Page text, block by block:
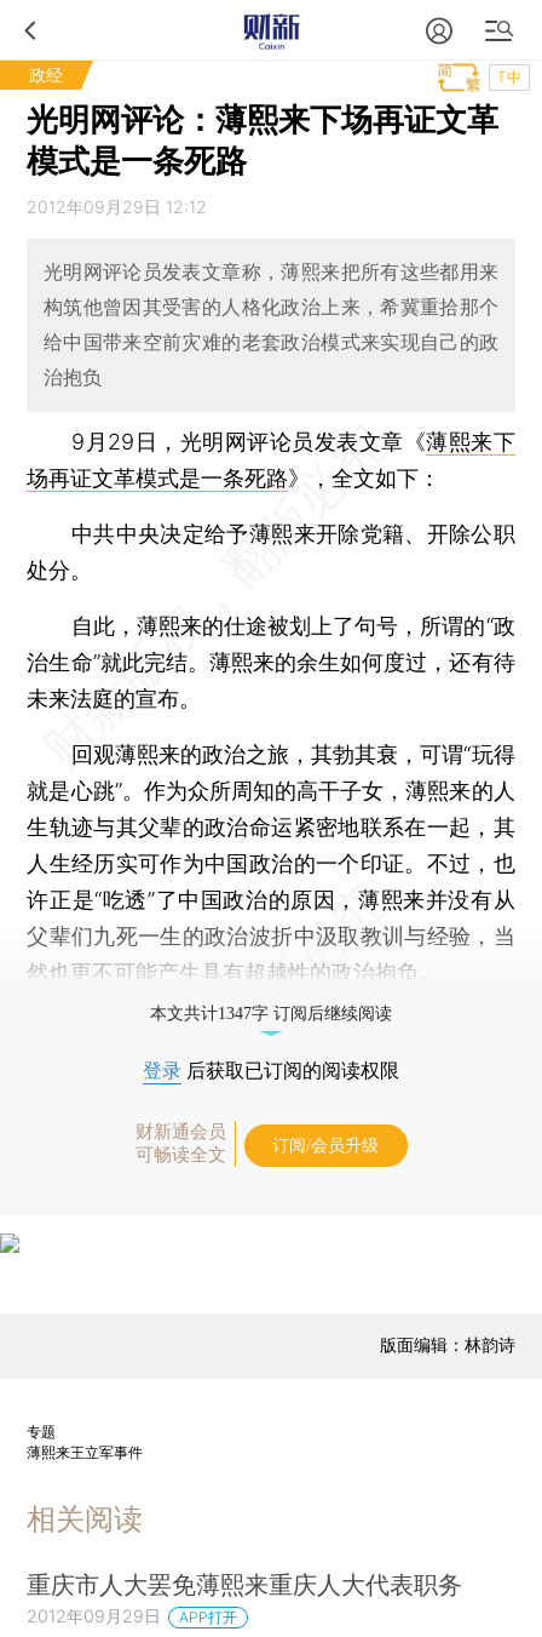
政经 T中
光明网评论：薄熙来下场再证文革
模式是一条死路
2012年09月29日 12:12
光明网评论员发表文章称，薄熙来把所有这些都用来
构筑他曾因其受害的人格化政治上来，希冀重拾那个
给中国带来空前灾难的老套政治模式来实现自己的政
治抱负
9月29日，光明网评论员发表文章《薄熙来下
场再证文革模式是一条死路》，全文如下：
中共中央决定给予薄熙来开除党籍、开除公职
处分。
自此，薄熙来的仕途被划上了句号，所谓的“政
治生命”就此完结。薄熙来的余生如何度过，还有待
未来法庭的宣布。
回观薄熙来的政治之旅，其勃其衰，可谓“玩得
就是心跳”。作为众所周知的高干子女，薄熙来的人
生轨迹与其父辈的政治命运紧密地联系在一起，其
人生经历实可作为中国政治的一个印证。不过，也
许正是“吃透”了中国政治的原因，薄熙来并没有从
父辈们九死一生的政治波折中汲取教训与经验，当
然也更不可能产生具有超越性的政治抱负。
本文共计1347字 订阅后继续阅读
登录 后获取已订阅的阅读权限
财新通会员
可畅读全文
订阅/会员升级
版面编辑：林韵诗
专题
薄熙来王立军事件
相关阅读
重庆市人大罢免薄熙来重庆人大代表职务
2012年09月29日 APP打开